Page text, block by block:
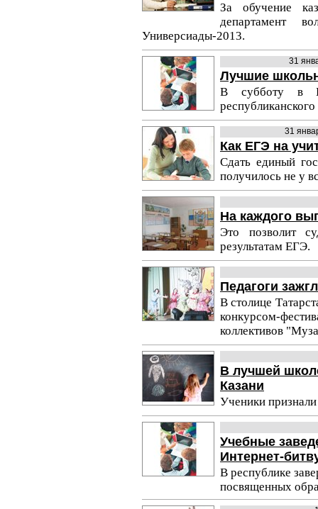
За обучение
департамент
Универсиады-2013.
31
Лучшие
В субботу в
31
Как ЕГЭ на
Сдать единый
получилось не у
На каждого
Это позволит
результатам ЕГЭ.
Педагоги
В столице
конкурсом-
коллективов
В лучшей
Казани
Ученики
Учебные
Интернет-
В республике
посвященных